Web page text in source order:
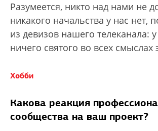
Разумеется, никто над нами не
никакого начальства у нас нет,
из девизов нашего телеканала:
ничего святого во всех смыслах
Хобби
Какова реакция
сообщества на ваш проект?